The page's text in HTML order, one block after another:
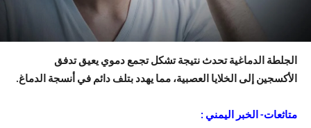
الجلطة الدماغية تحدث نتيجة تشكل تجمع دموي يعيق تدفق
الأكسجين إلى الخلايا العصبية، مما يهدد بتلف دائم في أنسجة الدماغ.
متاثعات- الخبر اليمني :